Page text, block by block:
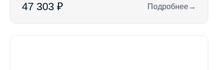
47 303 ₽ Подробнее
: A1HT —
→